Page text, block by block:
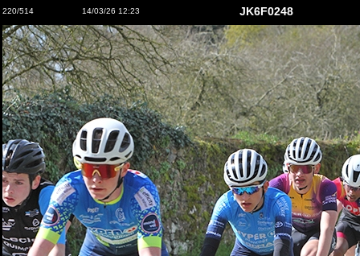
220/514 14/03/26 12:23 JK6F0248